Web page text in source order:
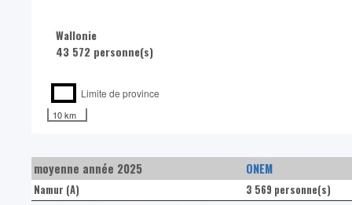
Wallonie
43 572 personne(s)
Limite de province
10 km
moyenne année 2025 ONEM
Namur (A)
3 569 personne(s)